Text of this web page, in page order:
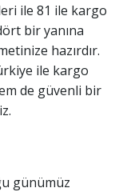
ile 81 ile kargo
bir yanına
hazırdır.
ile kargo
de güvenli bir
günümüz